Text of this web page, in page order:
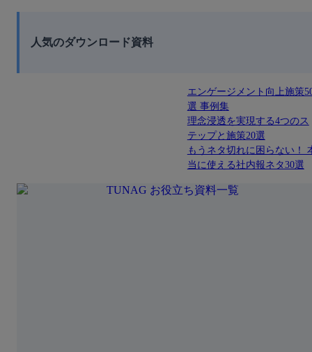
人気のダウンロード資料
エンゲージメント向上施策
選 事例集
理念浸透を実現する4つのス
テップと施策20選
もうネタ切れに困らない！
当に使える社内報ネタ30選